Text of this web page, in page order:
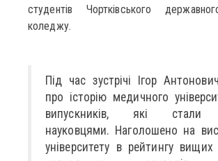
студентів Чортківського
коледжу.
Під час зустрічі Ігор
про історію медичного
випускників, які стали
науковцями. Наголошено на
університету в рейтингу